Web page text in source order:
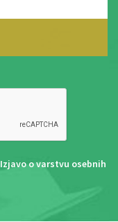
Izjavo o varstvu osebnih